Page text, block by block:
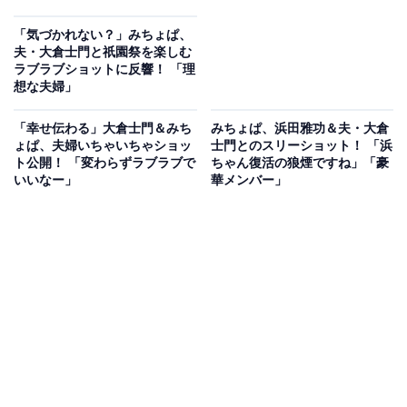
「気づかれない？」みちょぱ、
夫・大倉士門と祇園祭を楽しむ
ラブラブショットに反響！ 「理
想な夫婦」
「幸せ伝わる」大倉士門＆みち
ょぱ、夫婦いちゃいちゃショッ
ト公開！ 「変わらずラブラブで
いいなー」
みちょぱ、浜田雅功＆夫・大倉
士門とのスリーショット！ 「浜
ちゃん復活の狼煙ですね」「豪
華メンバー」